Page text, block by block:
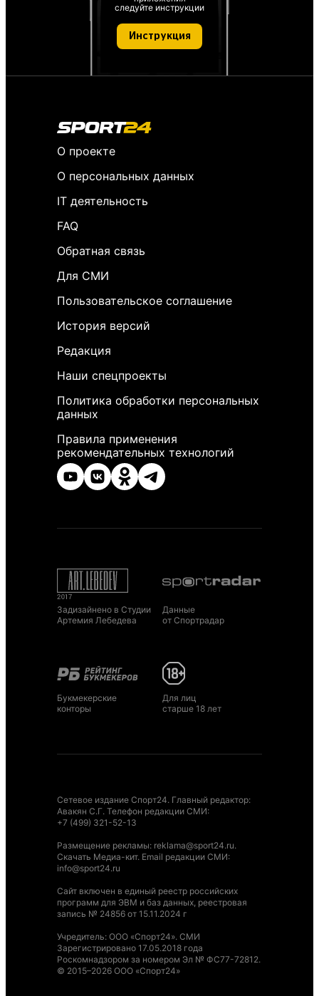
следуйте инструкции
Инструкция
О проекте
О персональных данных
IT деятельность
FAQ
Обратная связь
Для СМИ
Пользовательское соглашение
История версий
Редакция
Наши спецпроекты
Политика обработки персональных
данных
Правила применения
рекомендательных технологий
Задизайнено в Студии
Артемия Лебедева
Данные
от Спортрадар
Букмекерские
конторы
Для лиц
старше 18 лет
Сетевое издание Спорт24. Главный редактор:
Авакян С.Г. Телефон редакции СМИ:
+7 (499) 321-52-13
Размещение рекламы: reklama@sport24.ru.
Скачать Медиа-кит. Email редакции СМИ:
info@sport24.ru
Сайт включен в единый реестр российских
программ для ЭВМ и баз данных, реестровая
запись № 24856 от 15.11.2024 г
Учредитель: ООО «Спорт24». СМИ
Зарегистрировано 17.05.2018 года
Роскомнадзором за номером Эл № ФС77-72812.
© 2015–2026 ООО «Спорт24»